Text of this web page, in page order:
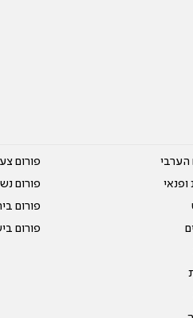
הערבי
ופנאי
פורום
פורום
פורום
פורום